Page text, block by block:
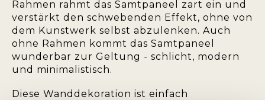
Rahmen rahmt das Samtpaneel zart ein und
verstärkt den schwebenden Effekt, ohne von
dem Kunstwerk selbst abzulenken. Auch
ohne Rahmen kommt das Samtpaneel
wunderbar zur Geltung - schlicht, modern
und minimalistisch.
Diese Wanddekoration ist einfach